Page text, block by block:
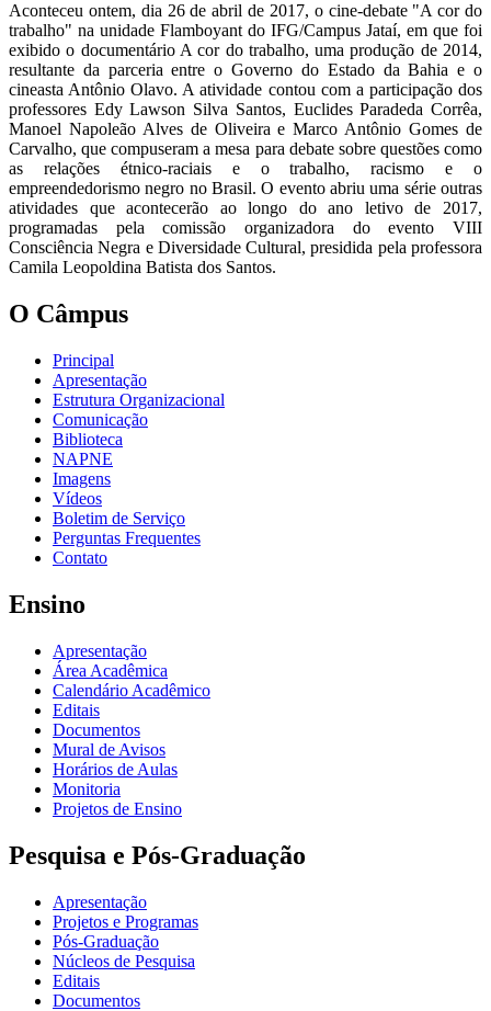
Aconteceu ontem, dia 26 de abril de 2017, o cine-debate "A cor do
trabalho" na unidade Flamboyant do IFG/Campus Jataí, em que foi
exibido o documentário A cor do trabalho, uma produção de 2014,
resultante da parceria entre o Governo do Estado da Bahia e o
cineasta Antônio Olavo. A atividade contou com a participação dos
professores Edy Lawson Silva Santos, Euclides Paradeda Corrêa,
Manoel Napoleão Alves de Oliveira e Marco Antônio Gomes de
Carvalho, que compuseram a mesa para debate sobre questões como
as relações étnico-raciais e o trabalho, racismo e o
empreendedorismo negro no Brasil. O evento abriu uma série outras
atividades que acontecerão ao longo do ano letivo de 2017,
programadas pela comissão organizadora do evento VIII
Consciência Negra e Diversidade Cultural, presidida pela professora
Camila Leopoldina Batista dos Santos.
O Câmpus
Principal
Apresentação
Estrutura Organizacional
Comunicação
Biblioteca
NAPNE
Imagens
Vídeos
Boletim de Serviço
Perguntas Frequentes
Contato
Ensino
Apresentação
Área Acadêmica
Calendário Acadêmico
Editais
Documentos
Mural de Avisos
Horários de Aulas
Monitoria
Projetos de Ensino
Pesquisa e Pós-Graduação
Apresentação
Projetos e Programas
Pós-Graduação
Núcleos de Pesquisa
Editais
Documentos